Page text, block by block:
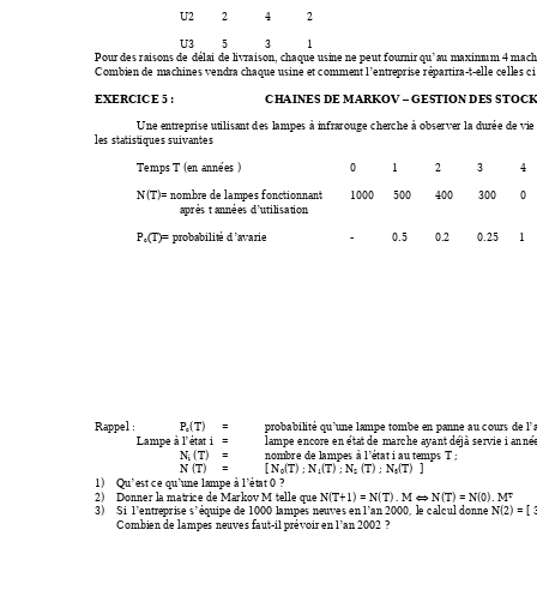
U2
2 4
2
U3
5 3 1
Pour des raisons de délai de livraison, chaque usine ne peut fournir qu’au maximum 4
Combien de machines vendra chaque usine et comment l’entreprise répartira-t-elle celles ci
EXERCICE 5 : CHAINES DE MARKOV – GESTION DES S
Une entreprise utilisant des lampes à infrarouge cherche à observer la durée de vie
les statistiques suivantes
Temps T (en années )
0 1 2 3
4
N(T)= nombre de lampes fonctionnant 1000 500 400 300 0
après t années d’utilisation
Pc(T)= probabilité d ’avarie - 0.5 0.2 0.25 1
Rappel : Pc(T) = probabilité qu’une lampe tombe en panne au cours de
Lampe à l’état i
= lampe encore en état de marche ayant déjà servie i an
Ni (T) = nombre de lampes à l’état i au temps T ;
N (T) = [ N0(T) ; N1(T) ; N2 (T) ; N3(T)  ]
1) Qu’est ce qu’une lampe à l’état 0 ?
2)
Donner la matrice de Markov M telle que N(T+1) = N(T) . M  N(T) = N(0). MT
3) Si  l’entreprise s’équipe de 1000 lampes neuves en l’an 2000, le calcul donne N(2) = [
Combien de lampes neuves faut-il prévoir en l’an 2002 ?